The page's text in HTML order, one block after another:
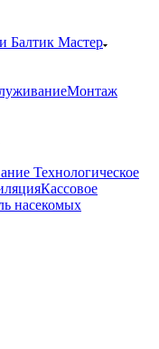
Балтик Мастер
Монтаж
Технологическое
Кассовое
насекомых